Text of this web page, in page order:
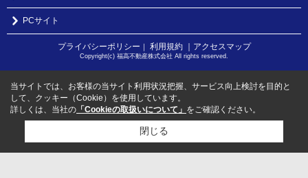
PCサイト
プライバシーポリシー ｜ 利用規約 ｜アクセスマップ
Copyright(c) 福高不動産株式会社 All rights reserved.
当サイトでは、お客様の当サイト利用状況把握、サービス向上検討を目的と
して、クッキー（Cookie）を使用しています。
詳しくは、当社の 「Cookieの取扱いについて」 をご確認ください。
閉じる